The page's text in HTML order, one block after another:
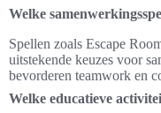
Welke
Spellen zoals Escape
uitstekende keuzes voor
bevorderen teamwork en
Welke educatieve